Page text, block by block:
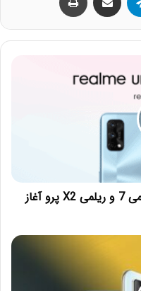
ثبت نام Realme UI 2.0 برای ریلمی 7 و ریلمی X2 پرو آغاز